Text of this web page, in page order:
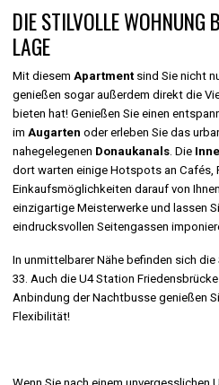
DIE STILVOLLE WOHNUNG
LAGE
Mit diesemApartmentsind Sie nicht
genießen sogar außerdem direkt die
bieten hat! Genießen Sie einen
imAugarten oder erleben Sie das
nahegelegenen Donaukanals. Die
dort warten einige Hotspots an Cafés,
Einkaufsmöglichkeiten darauf von
einzigartige Meisterwerke und lassen
eindrucksvollen Seitengassen
In unmittelbarer Nähe befinden sich die
33. Auch die U4 Station
Anbindung der Nachtbusse genießen
Flexibilität!